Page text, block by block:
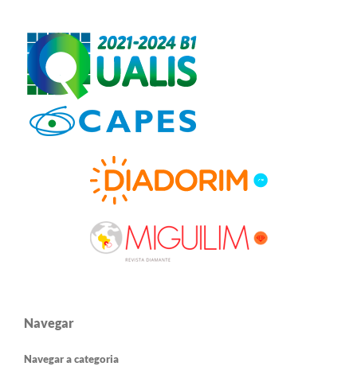
Navegar
Navegar a categoria